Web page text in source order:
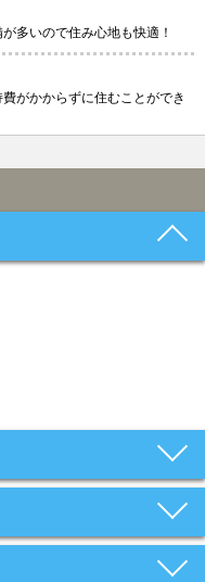
多いので住み心地も快適！
がかからずに住むことができ